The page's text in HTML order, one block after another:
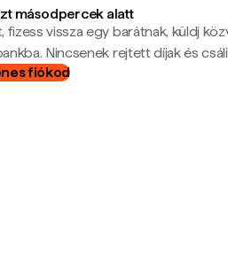
másodpercek alatt
fizess vissza egy barátnak, küldj
Nincsenek rejtett díjak és
fiókod